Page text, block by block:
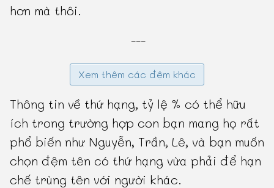
hơn mà thôi.
---
Xem thêm các đệm khác
Thông tin về thứ hạng, tỷ lệ % có thể hữu
ích trong trường hợp con bạn mang họ rất
phổ biến như Nguyễn, Trần, Lê, và bạn muốn
chọn đệm tên có thứ hạng vừa phải để hạn
chế trùng tên với người khác.